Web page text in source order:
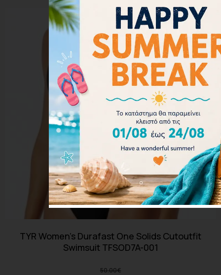
TYR Women’s Durafast One Solids Cutoutfit
Swimsuit TFSOD7A-001
50.00€